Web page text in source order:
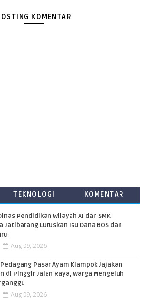
KOMENTAR
TEKNOLOGI
KOMENTAR
Pendidikan Wilayah XI dan SMK
Jatibarang Luruskan Isu Dana BOS dan
Aug 09, 2026
Pasar Ayam Klampok Jajakan
di Pinggir Jalan Raya, Warga Mengeluh
Aug 09, 2026